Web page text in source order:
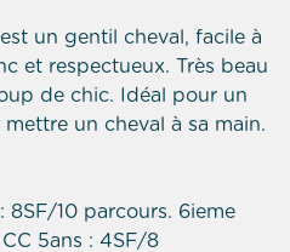
un gentil cheval, facile à
et respectueux. Très beau
de chic. Idéal pour un
un cheval à sa main.
8SF/10 parcours. 6ieme
5ans : 4SF/8